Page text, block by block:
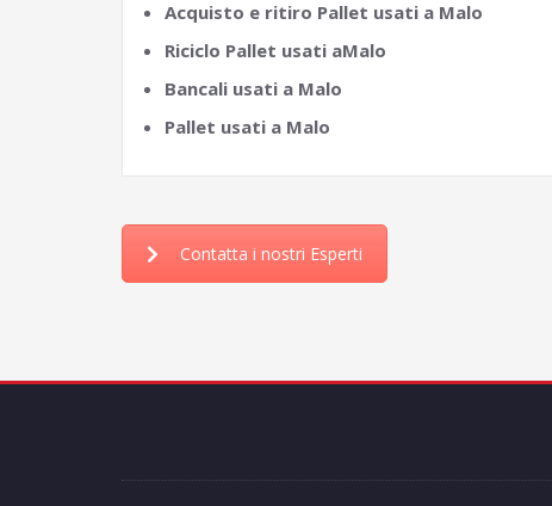
Acquisto e ritiro Pallet usati a Malo
Riciclo Pallet usati aMalo
Bancali usati a Malo
Pallet usati a Malo
Contatta i nostri Esperti